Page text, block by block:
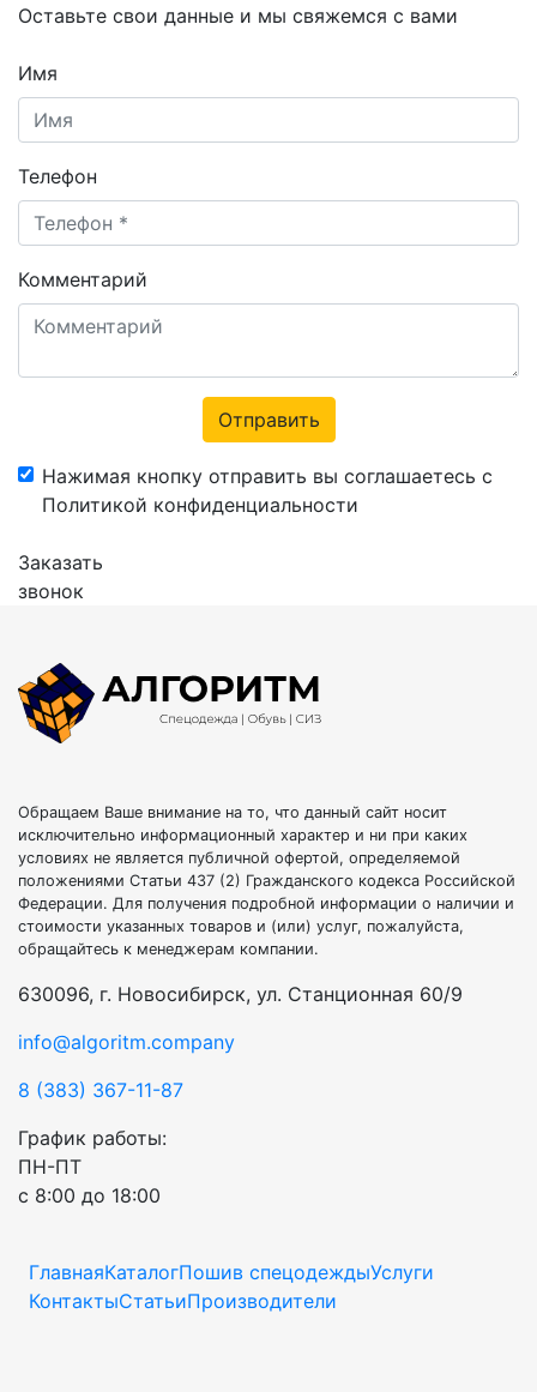
Оставьте свои данные и мы свяжемся с вами
Имя
Телефон
Комментарий
Отправить
Нажимая кнопку отправить вы соглашаетесь с
Политикой конфиденциальности
Заказать
звонок
Обращаем Ваше внимание на то, что данный сайт носит
исключительно информационный характер и ни при каких
условиях не является публичной офертой, определяемой
положениями Статьи 437 (2) Гражданского кодекса Российской
Федерации. Для получения подробной информации о наличии и
стоимости указанных товаров и (или) услуг, пожалуйста,
обращайтесь к менеджерам компании.
630096, г. Новосибирск, ул. Станционная 60/9
info@algoritm.company
8 (383) 367-11-87
График работы:
ПН-ПТ
с 8:00 до 18:00
ГлавнаяКаталогПошив спецодеждыУслуги
КонтактыСтатьиПроизводители